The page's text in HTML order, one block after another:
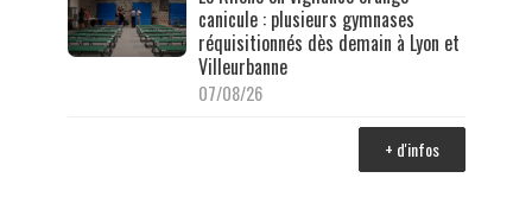
canicule : plusieurs gymnases
réquisitionnés dès demain à Lyon et
Villeurbanne
07/08/26
+ d'infos